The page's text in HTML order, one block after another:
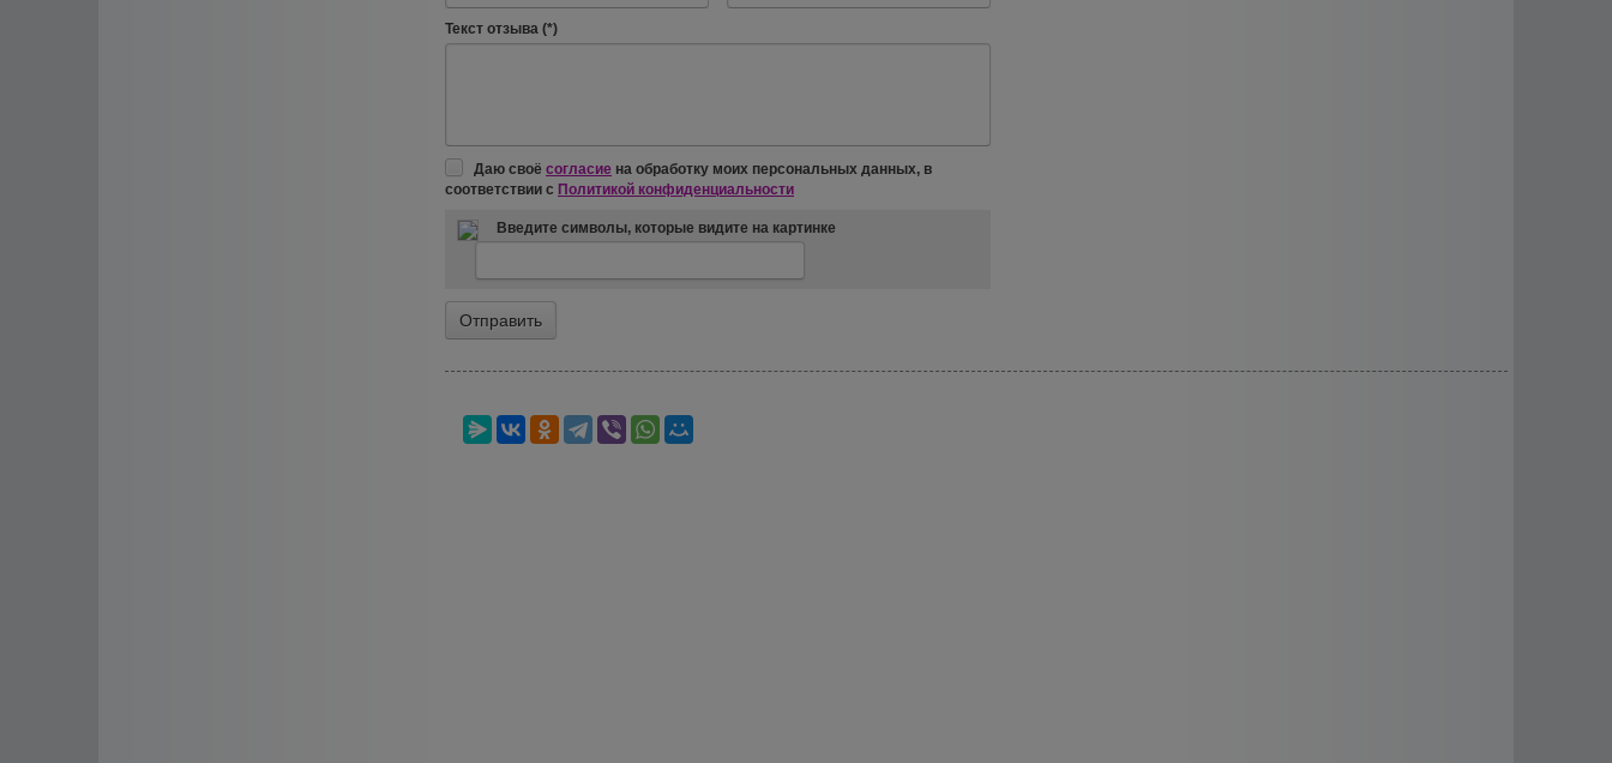
Текст отзыва (*)
Даю своё согласие на обработку моих персональных данных, в
соответствии с Политикой конфиденциальности
Введите символы, которые видите на картинке